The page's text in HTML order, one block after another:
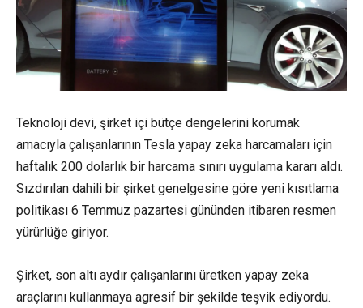
Teknoloji devi, şirket içi bütçe dengelerini korumak
amacıyla çalışanlarının Tesla yapay zeka harcamaları için
haftalık 200 dolarlık bir harcama sınırı uygulama kararı aldı.
Sızdırılan dahili bir şirket genelgesine göre yeni kısıtlama
politikası 6 Temmuz pazartesi gününden itibaren resmen
yürürlüğe giriyor.
Şirket, son altı aydır çalışanlarını üretken yapay zeka
araçlarını kullanmaya agresif bir şekilde teşvik ediyordu.